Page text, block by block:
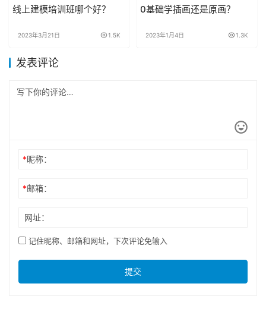
线上建模培训班哪个好？
2023年3月21日 1.5K
0基础学插画还是原画？
2023年1月4日 1.3K
发表评论
*昵称：
*邮箱：
网址：
记住昵称、邮箱和网址，下次评论免输入
提交